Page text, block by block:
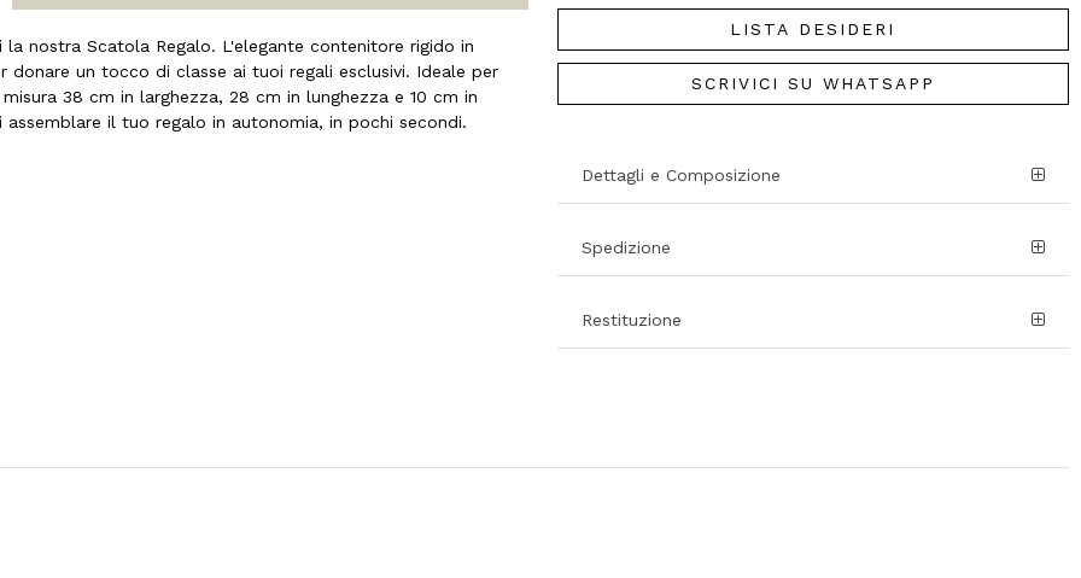
nostra Scatola Regalo. L'elegante contenitore rigido in
un tocco di classe ai tuoi regali esclusivi. Ideale per
38 cm in larghezza, 28 cm in lunghezza e 10 cm in
il tuo regalo in autonomia, in pochi secondi.
LISTA DESIDERI
SCRIVICI SU WHATSAPP
Dettagli e Composizione
Spedizione
Restituzione